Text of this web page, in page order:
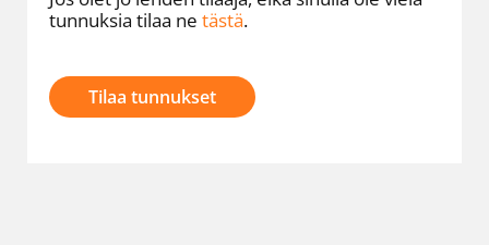
tunnuksia tilaa ne tästä.
Tilaa tunnukset